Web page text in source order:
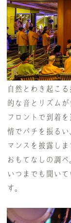
自然とわき起こ
的な音とリズムが
フロントで到着
情でバチを振る
マンスを披露しま
おもてなしの調べ
いつまでも聞い
す。